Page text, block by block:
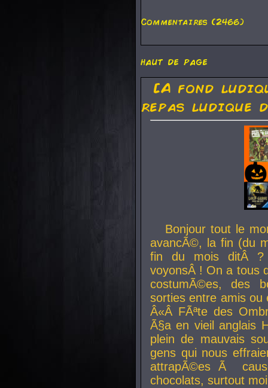
Commentaires (2466)
haut de page
[A fond
repas ludique
Bonjour tout le
avancÃ©, la fin (du
fin du mois ditÂ ?
voyonsÂ ! On a tous
costumÃ©es, des
sorties entre amis
Â«Â FÃªte des
Ã§a en vieil anglais
plein de mauvais
gens qui nous
attrapÃ©es Ã
chocolats, surtout